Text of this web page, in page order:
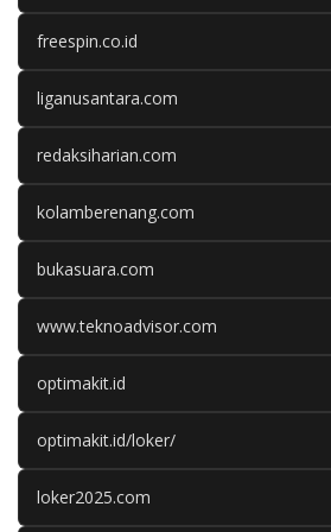
freespin.co.id
liganusantara.com
redaksiharian.com
kolamberenang.com
bukasuara.com
www.teknoadvisor.com
optimakit.id
optimakit.id/loker/
loker2025.com